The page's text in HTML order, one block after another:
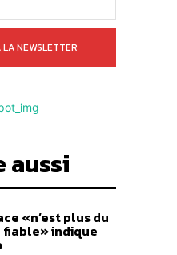
NEWSLETTER
aussi
«n’est plus du
indique